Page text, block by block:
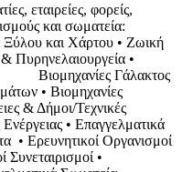
εταιρείες, φορείς,
και σωματεία:
Ξύλου και Χάρτου • Ζωική
Πυρηνελαιουργεία •
Βιομηχανίες Γάλακτος
• Βιομηχανίες
& Δήμοι/Τεχνικές
• Επαγγελματικά
• Ερευνητικοί Οργανισμοί
•